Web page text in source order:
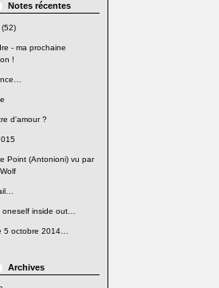
Notes récentes
(52)
- ma prochaine
!
d'amour ?
Point (Antonioni) vu par
oneself inside out…
5 octobre 2014…
Archives